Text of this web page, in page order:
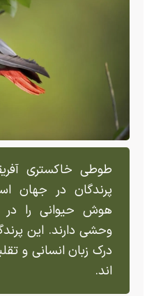
طوطی خاکستری
پرندگان در جهان
هوش حیوانی را در
وحشی دارند. این
درک زبان انسانی و
اند.